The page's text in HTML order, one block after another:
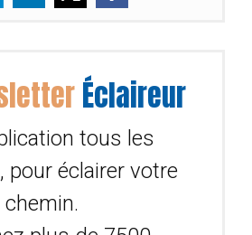
Éclaireur
tous les
pour éclairer votre
chemin.